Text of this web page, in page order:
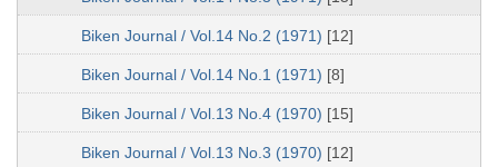
Biken Journal / Vol.14 No.2 (1971) [12]
Biken Journal / Vol.14 No.1 (1971) [8]
Biken Journal / Vol.13 No.4 (1970) [15]
Biken Journal / Vol.13 No.3 (1970) [12]